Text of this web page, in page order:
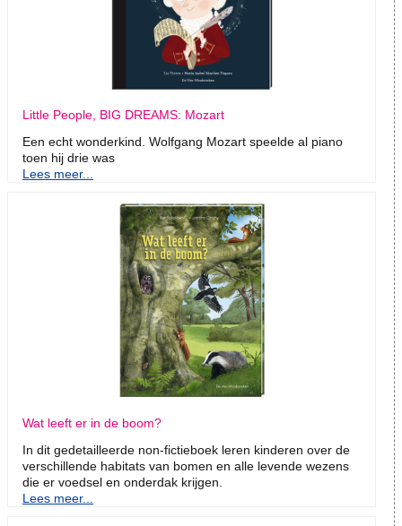
Little People, BIG DREAMS: Mozart
Een echt wonderkind. Wolfgang Mozart speelde al piano
toen hij drie was
Lees meer...
Wat leeft er in de boom?
In dit gedetailleerde non-fictieboek leren kinderen over de
verschillende habitats van bomen en alle levende wezens
die er voedsel en onderdak krijgen.
Lees meer...